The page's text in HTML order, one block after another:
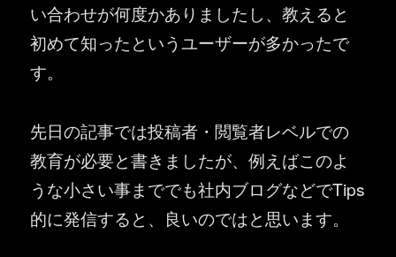
い合わせが何度かありましたし、教えると
初めて知ったというユーザーが多かったで
す。
先日の記事では投稿者・閲覧者レベルでの
教育が必要と書きましたが、例えばこのよ
うな小さい事まででも社内ブログなどでTips
的に発信すると、良いのではと思います。